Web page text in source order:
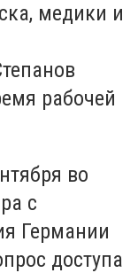
медики и
рабочей
во
с
Германии
доступа